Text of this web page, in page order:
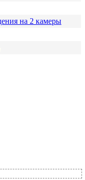
на 2 камеры